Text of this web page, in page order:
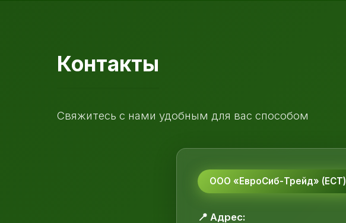
Контакты
Свяжитесь с нами удобным для вас способом
ООО «ЕвроСиб-Трейд» (ЕСТ)
📍 Адрес: